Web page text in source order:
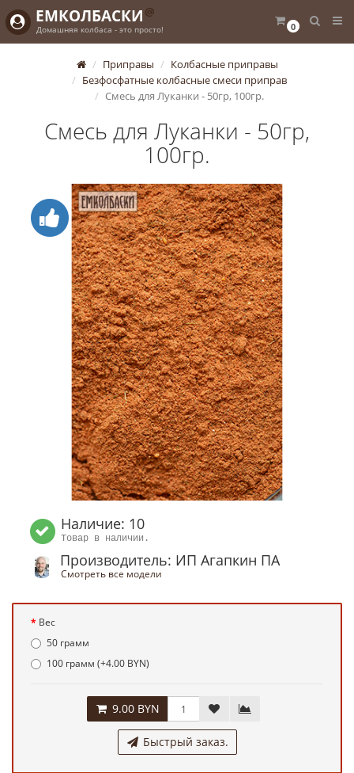
0
ЕМКОЛБАСКИ @
Домашняя колбаса - это просто!
Приправы
Колбасные приправы
Безфосфатные колбасные смеси приправ
Смесь для Луканки - 50гр, 100гр.
Смесь для Луканки - 50гр,
100гр.
Наличие: 10
Товар в наличии.
Производитель: ИП Агапкин ПА
Смотреть все модели
Вес
50 грамм
100 грамм (+4.00 BYN)
9.00 BYN
Быстрый заказ.